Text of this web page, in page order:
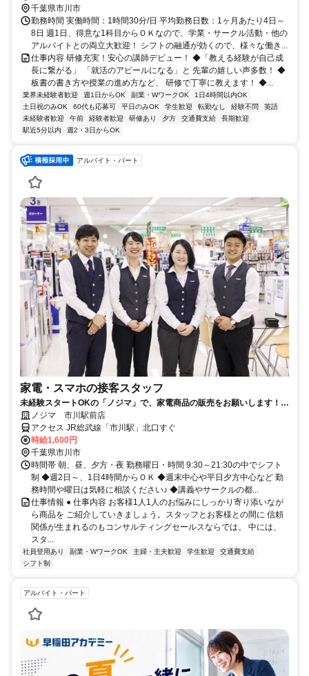
千葉県市川市
勤務時間 実働時間：1時間30分/日 平均勤務日数：1ヶ月あたり4日～
8日 週1日、得意な1科目からＯＫなので、学業・サークル活動・他の
アルバイトとの両立大歓迎！ シフトの融通が効くので、様々な働き...
仕事内容 研修充実！安心の講師デビュー！ ◆「教える経験が自己成
長に繋がる」 「就活のアピールになる」と 先輩の嬉しい声多数！ ◆
板書の書き方や授業の進め方など、 研修で丁寧に教えます！ ◆...
業界未経験者歓迎 週1日からOK 副業・WワークOK
1日4時間以内OK
土日祝のみOK
60代も応募可 平日のみOK 学生歓迎 転勤なし 経験不問
英語
未経験者歓迎
午前 経験者歓迎 研修あり 夕方 交通費支給
長期歓迎
駅近5分以内
週2・3日からOK
アルバイト・パート
家電・スマホの接客スタッフ
未経験スタートOKの「ノジマ」で、家電商品の販売をお願いします！身
近な商品で、覚えやすい◎
ノジマ 市川駅前店
アクセス JR総武線「市川駅」北口すぐ
時給1,600円
千葉県市川市
時間帯 朝、昼、夕方・夜 勤務曜日・時間 9:30～21:30の中でシフト
制 ◆週2日～、1日4時間からＯＫ ◆週末中心や平日夕方中心など 勤
務時間や曜日は気軽に相談ください♪ ◆講義やサークルの都...
仕事情報 ● 仕事内容 お客様1人1人のお悩みにしっかり寄り添いなが
ら商品を ご紹介していきましょう。スタッフとお客様との間に 信頼
関係が生まれるのもコンサルティングセールスならでは。 中には、
スタ...
社員登用あり 副業・WワークOK 主婦・主夫歓迎 学生歓迎
交通費支給
シフト制
アルバイト・パート